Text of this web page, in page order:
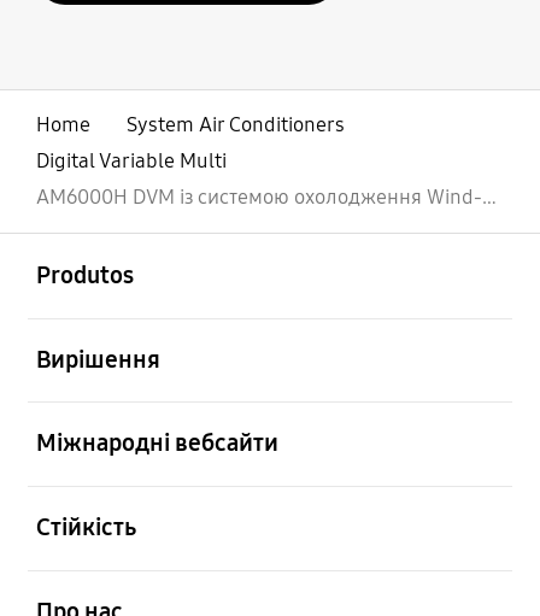
Home
System Air Conditioners
Digital Variable Multi
AM6000H DVM із системою охолодження Wind-Free™
Produtos
Вирішення
Міжнародні вебсайти
Стійкість